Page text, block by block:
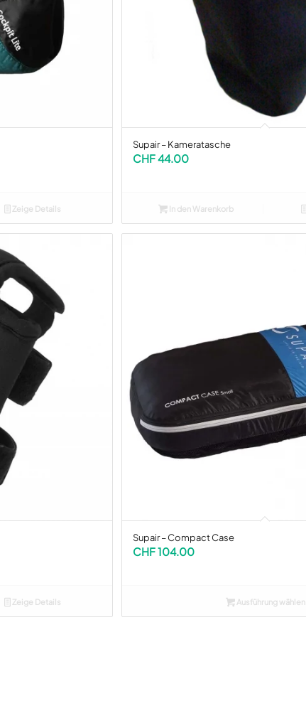
Zeige Details
Supair – Kameratasche
CHF44.00
In den Warenkorb
Zeige Details
Supair – Compact Case
CHF104.00
Ausführung wählen